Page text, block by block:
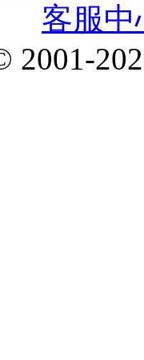
客服中
2001-